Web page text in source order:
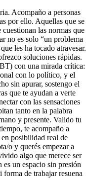
Acompaño a personas
por ello. Aquellas que se
las normas que
no es solo “un problema
les ha tocado atravesar.
soluciones rápidas.
con una mirada crítica:
con lo político, y el
sin apurar, sostengo el
que te ayudan a verte
con las sensaciones
tanto en la palabra
y presente. Valido tu
te acompaño a
posibilidad real de
o y querés empezar a
algo que merece ser
un espacio sin presión
forma de trabajar resuena